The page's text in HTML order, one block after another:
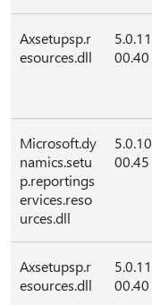
Axsetupsp.r
esources.dll
5.0.11
00.40
Microsoft.dy
namics.setu
p.reportings
ervices.reso
urces.dll
5.0.10
00.45
Axsetupsp.r
esources.dll
5.0.11
00.40